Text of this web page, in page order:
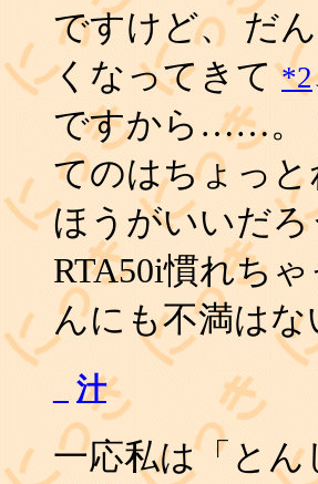
ですけど、 だ
くなってきて*2
ですから……。
てのはちょっ
ほうがいいだ
RTA50i慣れち
んにも不満は
汁
一応私は「とん